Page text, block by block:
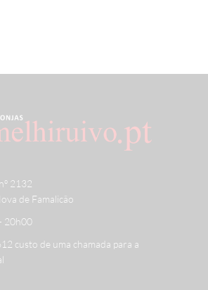
2132
de Famalicão
20h00
custo de uma chamada para a